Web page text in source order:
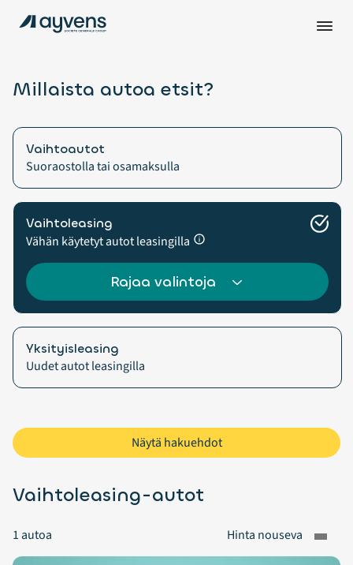
Millaista autoa etsit?
Vaihtoautot
Suoraostolla tai osamaksulla
Vaihtoleasing
Vähän käytetyt autot leasingilla
Rajaa valintoja
Yksityisleasing
Uudet autot leasingilla
Näytä hakuehdot
Vaihtoleasing-autot
1autoa